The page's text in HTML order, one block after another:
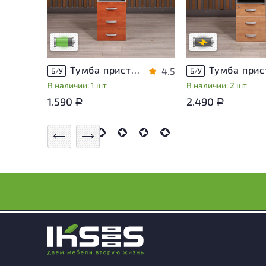
эксплуатации, не влияющие
на удобство его
использования
Низкая степень износа
Б/У Тумба приставная Berlin ДСП Орех Россия
В наличии: 1 шт
4.5
1.590 Р
уточнить
информацию у
магазина
В обработке
Б/У
В наличии: 2 шт
2.490 Р